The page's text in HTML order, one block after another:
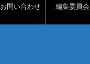
お問い合わせ 編集委員会